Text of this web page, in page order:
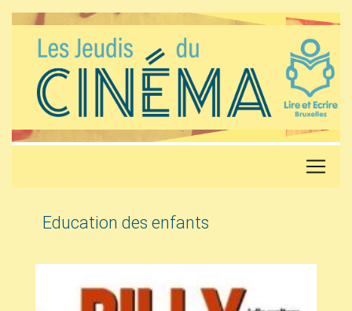
Education des enfants